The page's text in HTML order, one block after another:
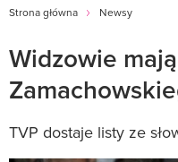
Strona główna Newsy
Widzowie
TVP dostaje listy ze